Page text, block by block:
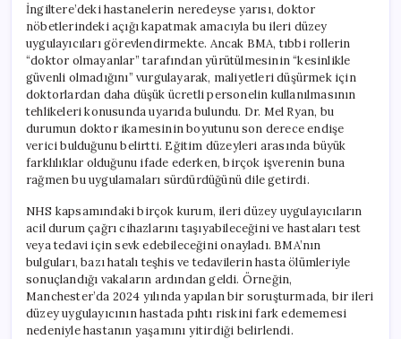
İngiltere’deki hastanelerin neredeyse yarısı, doktor
nöbetlerindeki açığı kapatmak amacıyla bu ileri düzey
uygulayıcıları görevlendirmekte. Ancak BMA, tıbbi rollerin
“doktor olmayanlar” tarafından yürütülmesinin “kesinlikle
güvenli olmadığını” vurgulayarak, maliyetleri düşürmek için
doktorlardan daha düşük ücretli personelin kullanılmasının
tehlikeleri konusunda uyarıda bulundu. Dr. Mel Ryan, bu
durumun doktor ikamesinin boyutunu son derece endişe
verici bulduğunu belirtti. Eğitim düzeyleri arasında büyük
farklılıklar olduğunu ifade ederken, birçok işverenin buna
rağmen bu uygulamaları sürdürdüğünü dile getirdi.
NHS kapsamındaki birçok kurum, ileri düzey uygulayıcıların
acil durum çağrı cihazlarını taşıyabileceğini ve hastaları test
veya tedavi için sevk edebileceğini onayladı. BMA’nın
bulguları, bazı hatalı teşhis ve tedavilerin hasta ölümleriyle
sonuçlandığı vakaların ardından geldi. Örneğin,
Manchester’da 2024 yılında yapılan bir soruşturmada, bir ileri
düzey uygulayıcının hastada pıhtı riskini fark edememesi
nedeniyle hastanın yaşamını yitirdiği belirlendi.